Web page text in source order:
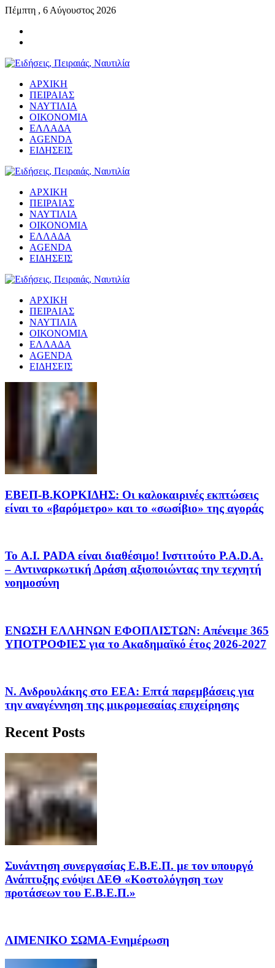
Πέμπτη , 6 Αύγουστος 2026
ΑΡΧΙΚΗ
ΠΕΙΡΑΙΑΣ
ΝΑΥΤΙΛΙΑ
ΟΙΚΟΝΟΜΙΑ
ΕΛΛΑΔΑ
AGENDA
ΕΙΔΗΣΕΙΣ
ΑΡΧΙΚΗ
ΠΕΙΡΑΙΑΣ
ΝΑΥΤΙΛΙΑ
ΟΙΚΟΝΟΜΙΑ
ΕΛΛΑΔΑ
AGENDA
ΕΙΔΗΣΕΙΣ
ΑΡΧΙΚΗ
ΠΕΙΡΑΙΑΣ
ΝΑΥΤΙΛΙΑ
ΟΙΚΟΝΟΜΙΑ
ΕΛΛΑΔΑ
AGENDA
ΕΙΔΗΣΕΙΣ
EΒΕΠ-Β.ΚΟΡΚΙΔΗΣ: Οι καλοκαιρινές εκπτώσεις
είναι το «βαρόμετρο» και το «σωσίβιο» της αγοράς
Το A.I. PADA είναι διαθέσιμο! Ινστιτούτο P.A.D.A.
– Αντιναρκωτική Δράση αξιοποιώντας την τεχνητή
νοημοσύνη
ΕΝΩΣΗ ΕΛΛΗΝΩΝ ΕΦΟΠΛΙΣΤΩΝ: Απένειμε 365
ΥΠΟΤΡΟΦΙΕΣ για το Ακαδημαϊκό έτος 2026-2027
Ν. Ανδρουλάκης στο ΕΕΑ: Επτά παρεμβάσεις για
την αναγέννηση της μικρομεσαίας επιχείρησης
Recent Posts
Συνάντηση συνεργασίας Ε.Β.Ε.Π. με τον υπουργό
Ανάπτυξης ενόψει ΔΕΘ «Κοστολόγηση των
προτάσεων του Ε.Β.Ε.Π.»
ΛΙΜΕΝΙΚΟ ΣΩΜΑ-Ενημέρωση